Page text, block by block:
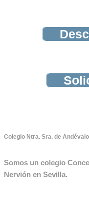
Colegio Ntra. Sra. de Andévalo
Somos un colegio
Nervión en Sevilla.